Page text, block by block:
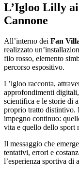
L’Igloo Lilly ai
Cannone
All’interno dei Fan
realizzato
filo rosso, elemento
percorso espositivo.
L’igloo racconta,
approfondimenti
scientifica e le storie di
proprio tratto distintivo.
impegno continuo:
vita e quello dello sport
Il messaggio che
tentativi, errori e
l’esperienza sportiva di